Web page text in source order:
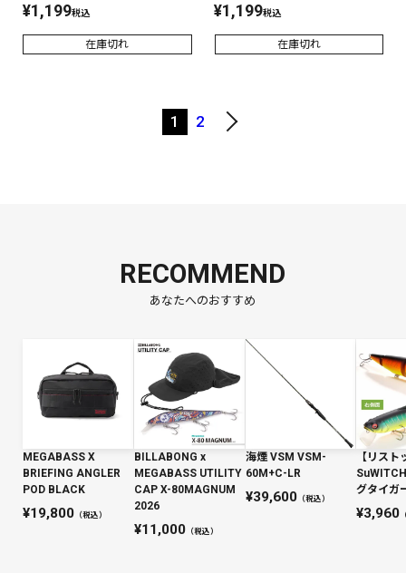
¥1,199税込
在庫切れ
¥1,199税込
在庫切れ
1 2
RECOMMEND
あなたへのおすすめ
MEGABASS X
BRIEFING ANGLER
POD BLACK
19,800 （税込）
BILLABONG x
MEGABASS UTILITY
CAP X-80MAGNUM
2026
11,000（税込）
海煙 VSM VSM-
60M+C-LR
39,600（税込）
【リスト
グタイガ
3,960